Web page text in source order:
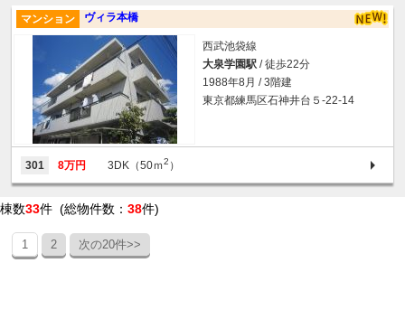
ヴィラ本橋
マンション
西武池袋線
大泉学園駅 / 徒歩22分
1988年8月 / 3階建
東京都練馬区石神井台５-22-14
301 8万円 3DK（50ｍ2 ）
棟数33件 (総物件数： 38件)
1 2 次の20件>>